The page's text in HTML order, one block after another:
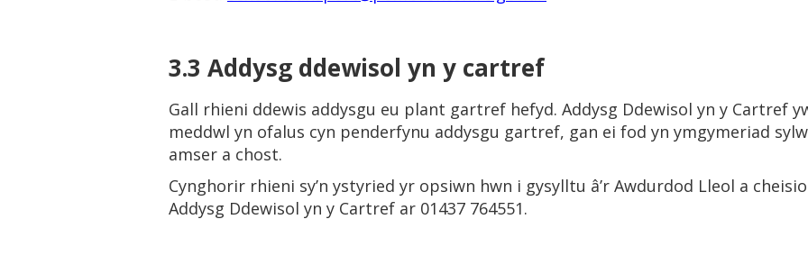
3.3 Addysg ddewisol yn y cartref
Gall rhieni ddewis addysgu eu plant gartref hefyd. Addysg Ddewisol yn y Cartref
meddwl yn ofalus cyn penderfynu addysgu gartref, gan ei fod yn ymgymeriad
amser a chost.
Cynghorir rhieni sy’n ystyried yr opsiwn hwn i gysylltu â’r Awdurdod Lleol a
Addysg Ddewisol yn y Cartref ar 01437 764551.